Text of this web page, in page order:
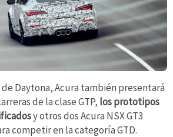
de Daytona, Acura también presentará
de la clase GTP, los prototipos
y otros dos Acura NSX GT3
competir en la categoría GTD.